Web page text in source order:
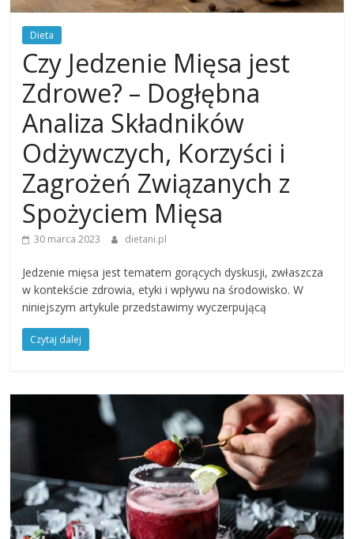
Dieta
Czy Jedzenie Mięsa jest
Zdrowe? – Dogłębna
Analiza Składników
Odżywczych, Korzyści i
Zagrożeń Związanych z
Spożyciem Mięsa
30 marca 2023 dietani.pl
Jedzenie mięsa jest tematem gorących dyskusji, zwłaszcza
w kontekście zdrowia, etyki i wpływu na środowisko. W
niniejszym artykule przedstawimy wyczerpującą
Czytaj dalej